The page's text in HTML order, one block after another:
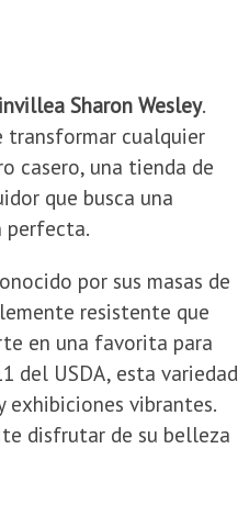
Sharon Wesley.
transformar cualquier
casero, una tienda de
que busca una
perfecta.
por sus masas de
resistente que
en una favorita para
del USDA, esta variedad
exhibiciones vibrantes.
disfrutar de su belleza